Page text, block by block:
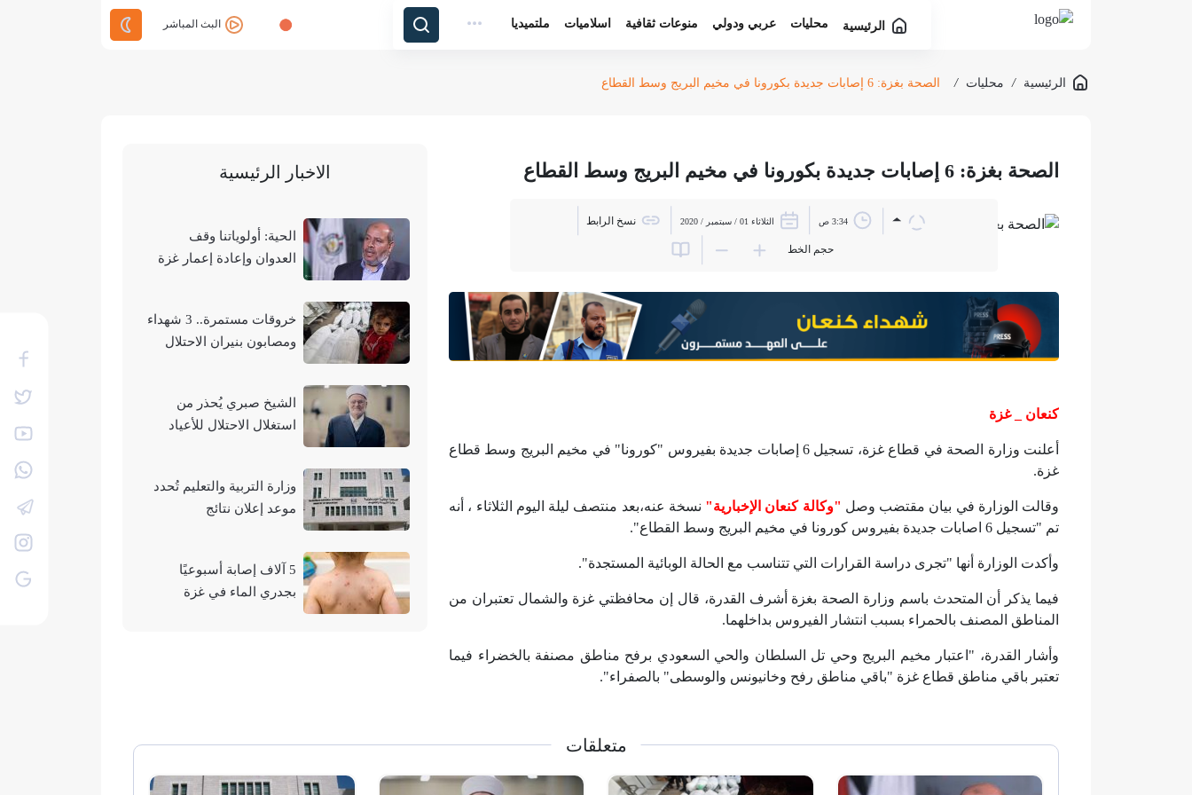
الرئيسية محليات عربي ودولي منوعات ثقافية اسلاميات ملتميديا البث المباشر
الرئيسية / محليات / الصحة بغزة: 6 إصابات جديدة بكورونا في مخيم البريج وسط القطاع
الصحة بغزة: 6 إصابات جديدة بكورونا في مخيم البريج وسط القطاع
3:34 ص الثلاثاء 01 / سبتمبر / 2020 نسخ الرابط
حجم الخط
كنعان _ غزة
أعلنت وزارة الصحة في قطاع غزة، تسجيل 6 إصابات جديدة بفيروس "كورونا" في مخيم البريج وسط قطاع
غزة.
وقالت الوزارة في بيان مقتضب وصل "وكالة كنعان الإخبارية" نسخة عنه،بعد منتصف ليلة اليوم الثلاثاء ، أنه
تم "تسجيل 6 اصابات جديدة بفيروس كورونا في مخيم البريج وسط القطاع".
وأكدت الوزارة أنها "تجرى دراسة القرارات التي تتناسب مع الحالة الوبائية المستجدة".
فيما يذكر أن المتحدث باسم وزارة الصحة بغزة أشرف القدرة، قال إن محافظتي غزة والشمال تعتبران من
المناطق المصنف بالحمراء بسبب انتشار الفيروس بداخلهما.
وأشار القدرة، "اعتبار مخيم البريج وحي تل السلطان والحي السعودي برفح مناطق مصنفة بالخضراء فيما
تعتبر باقي مناطق قطاع غزة "باقي مناطق رفح وخانيونس والوسطى" بالصفراء".
الاخبار الرئيسية
الحية: أولوياتنا وقف
العدوان وإعادة إعمار غزة
خروقات مستمرة.. 3 شهداء
ومصابون بنيران الاحتلال
الشيخ صبري يُحذر من
استغلال الاحتلال للأعياد
وزارة التربية والتعليم تُحدد
موعد إعلان نتائج
5 آلاف إصابة أسبوعيًا
بجدري الماء في غزة
متعلقات